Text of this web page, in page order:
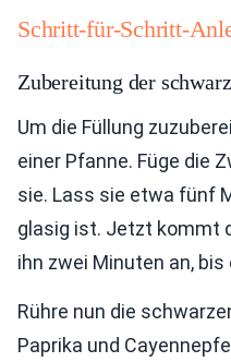
Schritt-für-Schritt-
Zubereitung der
Um die Füllung
einer Pfanne. Füge die
sie. Lass sie etwa fünf
glasig ist. Jetzt kommt
ihn zwei Minuten an,
Rühre nun die
Paprika und